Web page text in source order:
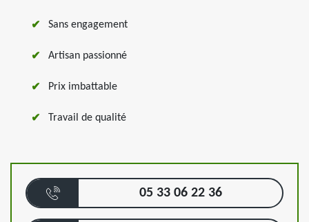
Sans engagement
Artisan passionné
Prix imbattable
Travail de qualité
05 33 06 22 36